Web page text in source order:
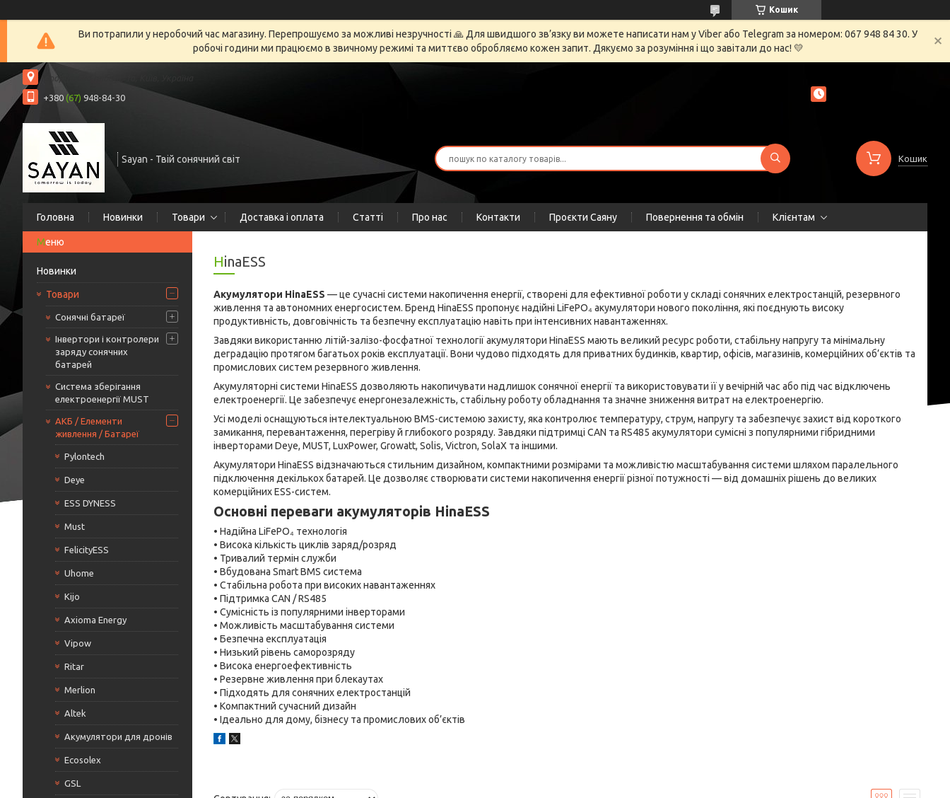
Кошик
Ви потрапили у неробочий час магазину. Перепрошуємо за можливі незручності 🙏 Для швидшого зв’язку ви можете написати нам у Viber або Telegram за номером: 067 948 84 30. У
робочі години ми працюємо в звичному режимі та миттєво обробляємо кожен запит. Дякуємо за розуміння і що завітали до нас! 💛
Спортивна площа, 1а, Київ, Україна
+380 (67) 948-84-30
Sayan - Твій сонячний світ Кошик
Головна Новинки Товари Доставка і оплата Статті Про нас Контакти Проєкти Саяну Повернення та обмін Клієнтам
Новинки
Товари
Сонячні батареї
Інвертори і контролери
заряду сонячних
батарей
Система зберігання
електроенергії MUST
АКБ / Елементи
живлення / Батареї
Pylontech
Deye
ESS DYNESS
Must
FelicityESS
Uhome
Kijo
Axioma Energy
Vipow
Ritar
Merlion
Altek
Акумулятори для дронів
Ecosolex
GSL
HinaESS
Акумулятори HinaESS — це сучасні системи накопичення енергії, створені для ефективної роботи у складі сонячних електростанцій, резервного
живлення та автономних енергосистем. Бренд HinaESS пропонує надійні LiFePO₄ акумулятори нового покоління, які поєднують високу
продуктивність, довговічність та безпечну експлуатацію навіть при інтенсивних навантаженнях.
Завдяки використанню літій-залізо-фосфатної технології акумулятори HinaESS мають великий ресурс роботи, стабільну напругу та мінімальну
деградацію протягом багатьох років експлуатації. Вони чудово підходять для приватних будинків, квартир, офісів, магазинів, комерційних об’єктів та
промислових систем резервного живлення.
Акумуляторні системи HinaESS дозволяють накопичувати надлишок сонячної енергії та використовувати її у вечірній час або під час відключень
електроенергії. Це забезпечує енергонезалежність, стабільну роботу обладнання та значне зниження витрат на електроенергію.
Усі моделі оснащуються інтелектуальною BMS-системою захисту, яка контролює температуру, струм, напругу та забезпечує захист від короткого
замикання, перевантаження, перегріву й глибокого розряду. Завдяки підтримці CAN та RS485 акумулятори сумісні з популярними гібридними
інверторами Deye, MUST, LuxPower, Growatt, Solis, Victron, SolaX та іншими.
Акумулятори HinaESS відзначаються стильним дизайном, компактними розмірами та можливістю масштабування системи шляхом паралельного
підключення декількох батарей. Це дозволяє створювати системи накопичення енергії різної потужності — від домашніх рішень до великих
комерційних ESS-систем.
Основні переваги акумуляторів HinaESS
• Надійна LiFePO₄ технологія
• Висока кількість циклів заряд/розряд
• Тривалий термін служби
• Вбудована Smart BMS система
• Стабільна робота при високих навантаженнях
• Підтримка CAN / RS485
• Сумісність із популярними інверторами
• Можливість масштабування системи
• Безпечна експлуатація
• Низький рівень саморозряду
• Висока енергоефективність
• Резервне живлення при блекаутах
• Підходять для сонячних електростанцій
• Компактний сучасний дизайн
• Ідеально для дому, бізнесу та промислових об’єктів